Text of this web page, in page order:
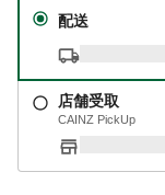
配送
店舗受取
CAINZ PickUp